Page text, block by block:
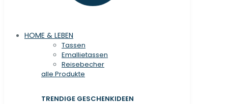
HOME & LEBEN
Tassen
Emallietassen
Reisebecher
alle Produkte
TRENDIGE GESCHENKIDEEN